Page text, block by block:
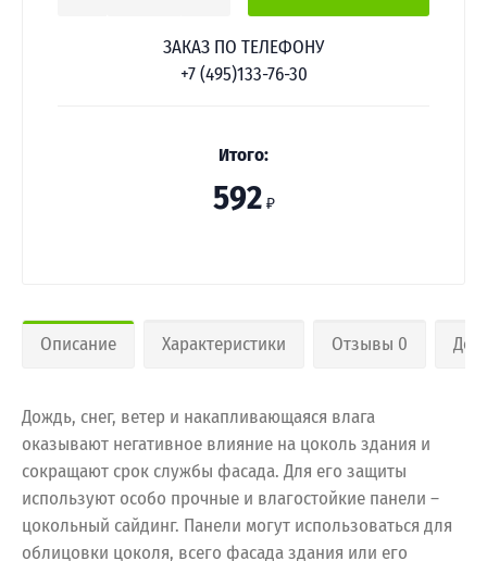
ЗАКАЗ ПО ТЕЛЕФОНУ
+7 (495)133-76-30
Итого:
592 ₽
Описание Характеристики Отзывы 0
Дождь, снег, ветер и накапливающаяся влага
оказывают негативное влияние на цоколь здания и
сокращают срок службы фасада. Для его защиты
используют особо прочные и влагостойкие панели –
цокольный сайдинг. Панели могут использоваться для
облицовки цоколя, всего фасада здания или его